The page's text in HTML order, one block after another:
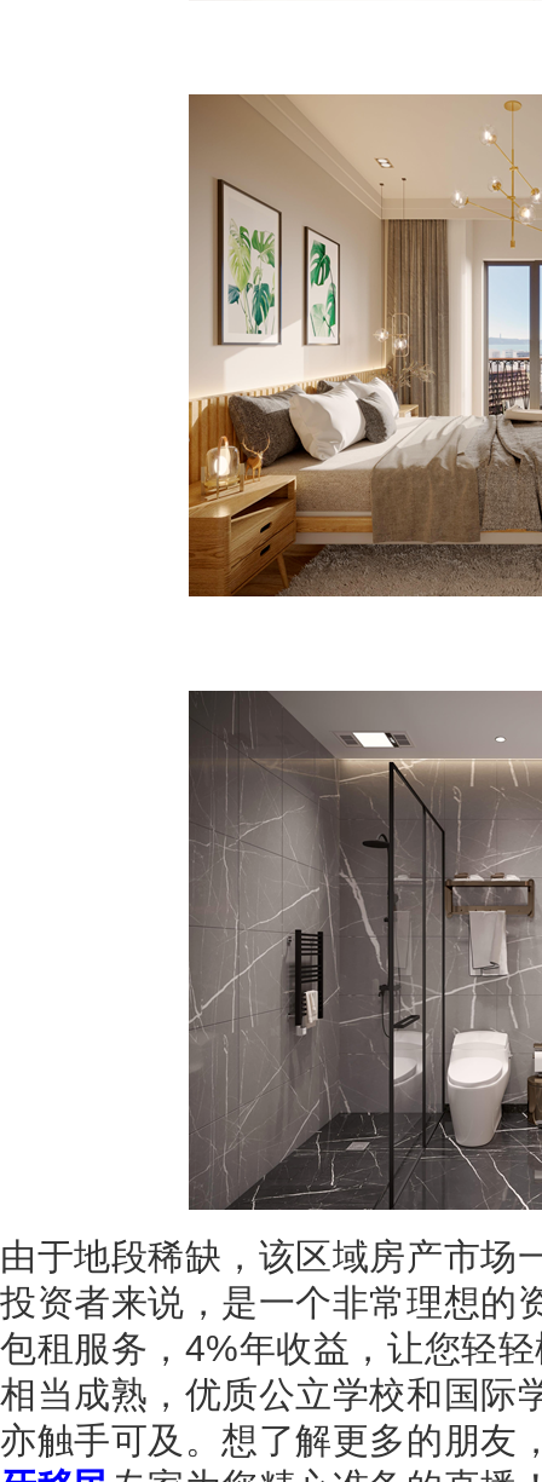
由于地段稀缺，该区域房产市场
投资者来说，是一个非常理想的
包租服务， 4%年收益，让您轻
相当成熟，优质公立学校和国际
亦触手可及。想了解更多的朋友